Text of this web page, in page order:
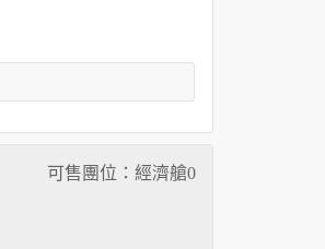
可售團位：經濟艙0